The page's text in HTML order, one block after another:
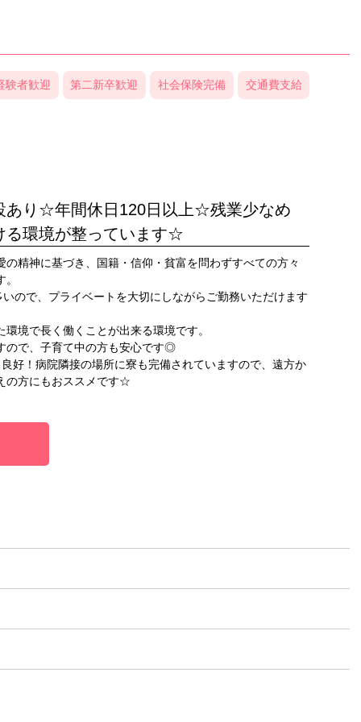
験者歓迎 第二新卒歓迎 社会保険完備 交通費支給
あり☆年間休日120日以上☆残業少なめ
環境が整っています☆
精神に基づき、国籍・信仰・貧富を問わずすべての方々
ので、プライベートを大切にしながらご勤務いただけます
境で長く働くことが出来る環境です。
ので、子育て中の方も安心です◎
好！病院隣接の場所に寮も完備されていますので、遠方か
の方にもおススメです☆